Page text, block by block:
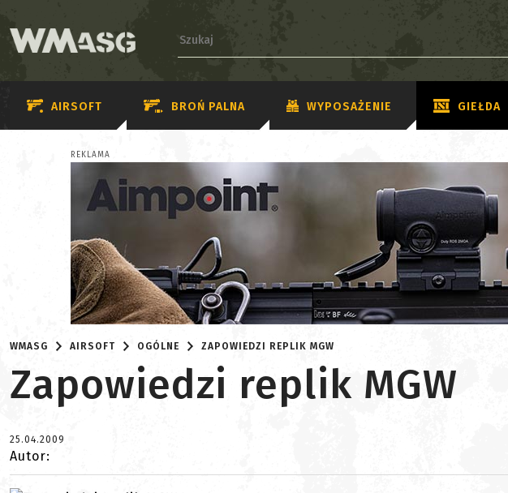
AIRSOFT BROŃ PALNA WYPOSAŻENIE GIEŁDA
REKLAMA
WMASG AIRSOFT OGÓLNE ZAPOWIEDZI REPLIK MGW
Zapowiedzi replik MGW
25.04.2009
Autor: